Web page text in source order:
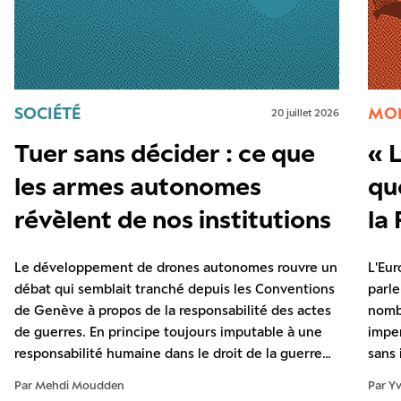
SOCIÉTÉ 20 juillet 2026
Tuer sans décider : ce que
les armes autonomes
révèlent de nos institutions
Le développement de drones autonomes rouvre un
débat qui semblait tranché depuis les Conventions
de Genève à propos de la responsabilité des actes
de guerres. En principe toujours imputable à une
responsabilité humaine dans le droit de la guerre
Par Mehdi Moudden
«
la
Par